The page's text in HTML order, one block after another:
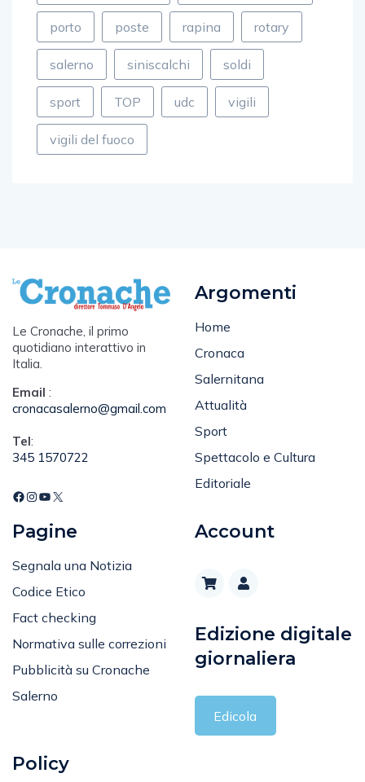
porto poste rapina rotary
salerno siniscalchi soldi
sport TOP udc vigili
vigili del fuoco
Le Cronache, il primo
quotidiano interattivo in
Italia.
cronacasalerno@gmail.com
345 1570722
Cronaca
Salernitana
Attualità
Sport
Spettacolo e Cultura
Editoriale
Codice Etico
Fact checking
Normativa sulle correzioni
Pubblicità su Cronache
Salerno
giornaliera
Edicola